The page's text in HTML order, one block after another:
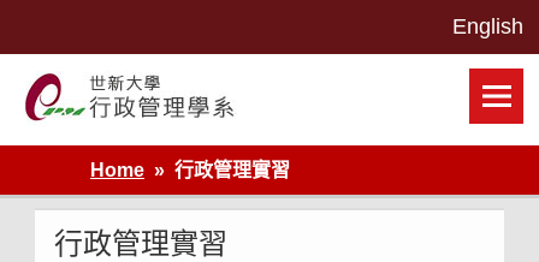
世新大學行政管理學系網站
Home
行政管理實習
行政管理實習